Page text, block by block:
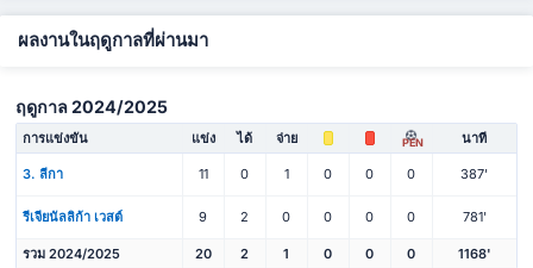
ผลงานในฤดูกาลที่ผ่านมา
ฤดูกาล 2024/2025
การแข่งขัน แข่ง ได้ จ่าย PEN นาที
3. ลีกา 11 0 1 0 0 0 387'
รีเจียนัลลิก้า เวสต์ 9 2 0 0 0 0 781'
รวม 2024/2025 20 2 1 0 0 0 1168'